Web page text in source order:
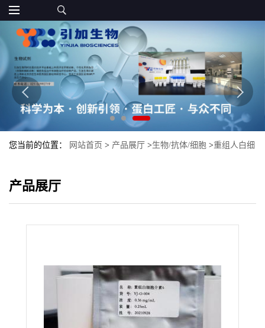
您当前的位置： 网站首页 > 产品展厅 >生物/抗体/细胞 >重组人白细
产品展厅